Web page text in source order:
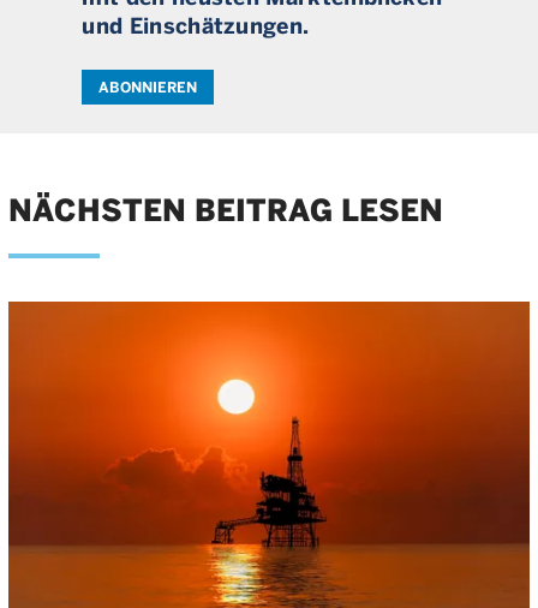
und Einschätzungen.
ABONNIEREN
NÄCHSTEN BEITRAG LESEN